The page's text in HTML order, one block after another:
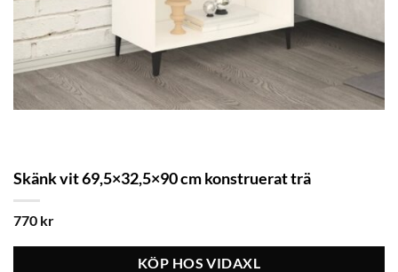
Skänk vit 69,5×32,5×90 cm konstruerat trä
770 kr
KÖP HOS VIDAXL